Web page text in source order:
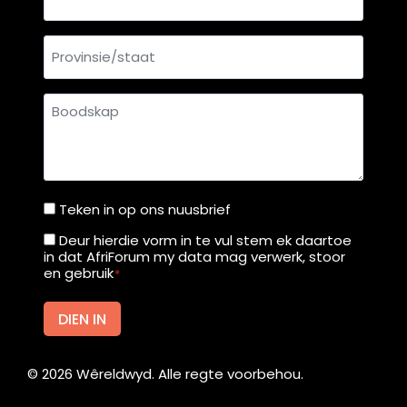
Provinsie/staat
Boodskap
Teken
in
op
ons
nuusbrief
Teken in op ons nuusbrief
Deur
hierdie
te
vul
Deur hierdie vorm in te vul stem ek daartoe
in dat AfriForum my data mag verwerk, stoor
en gebruik*
DIEN IN
© 2026 Wêreldwyd. Alle regte voorbehou.